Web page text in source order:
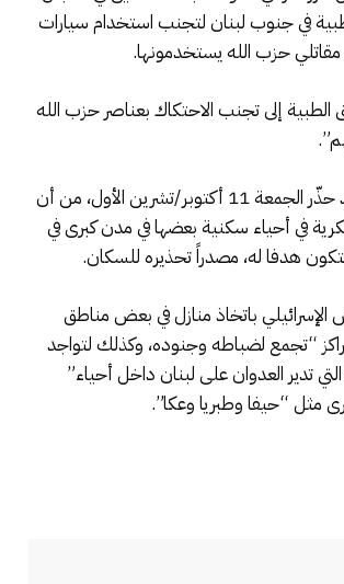
في جنوب لبنان لتجنب استخدام سيارات
مقاتلي حزب الله يستخدمونها.
الطبية إلى تجنب الاحتكاك بعناصر حزب الله
وكان حزب الله قد حذّر الجمعة 11 أكتوبر/تشرين الأول، من أن
في أحياء سكنية بعضها في مدن كبرى في
هدفا له، مصدراً تحذيره للسكان.
الإسرائيلي باتخاذ منازل في بعض مناطق
“تجمع لضباطه وجنوده، وكذلك لتواجد
تدير العدوان على لبنان داخل أحياء”
مثل “حيفا وطبريا وعكا”.